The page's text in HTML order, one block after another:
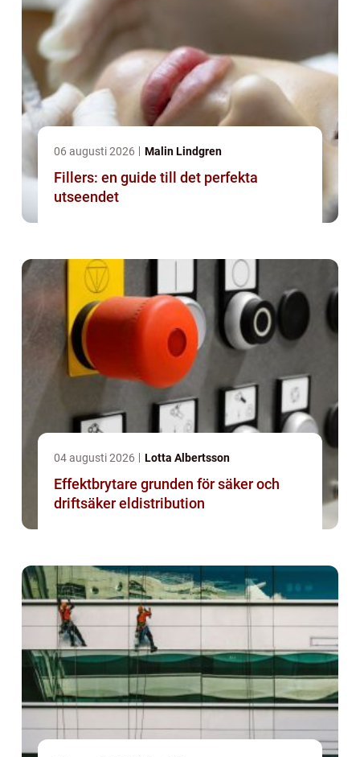
06 augusti 2026 Malin Lindgren
Fillers: en guide till det perfekta
utseendet
04 augusti 2026 Lotta Albertsson
Effektbrytare grunden för säker och
driftsäker eldistribution